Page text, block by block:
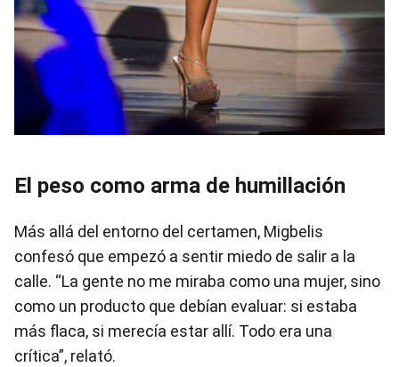
El peso como arma de humillación
Más allá del entorno del certamen, Migbelis
confesó que empezó a sentir miedo de salir a la
calle. “La gente no me miraba como una mujer, sino
como un producto que debían evaluar: si estaba
más flaca, si merecía estar allí. Todo era una
crítica”, relató.